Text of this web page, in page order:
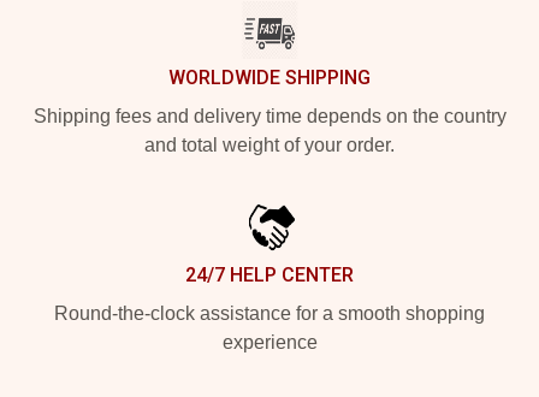
WORLDWIDE SHIPPING
Shipping fees and delivery time depends on the country
and total weight of your order.
24/7 HELP CENTER
Round-the-clock assistance for a smooth shopping
experience